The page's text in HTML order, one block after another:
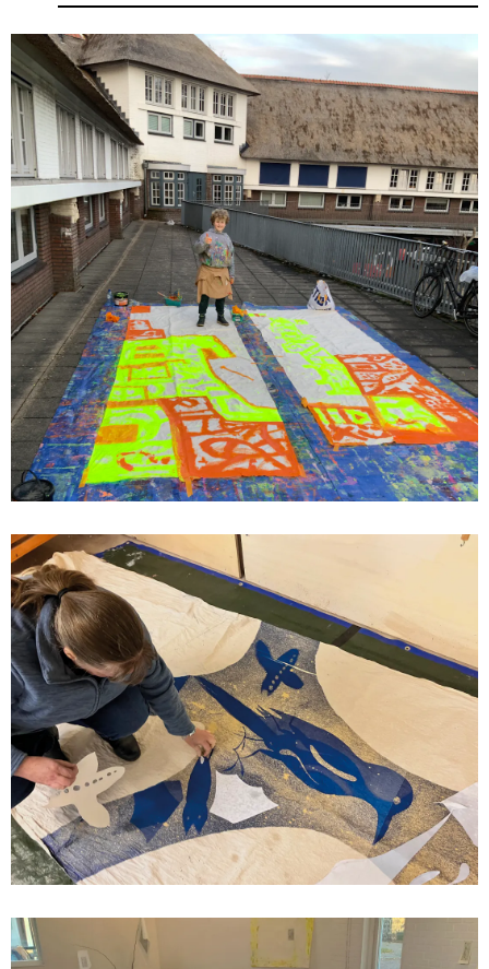
Hospitalityclub is een
kunstenaarscollectief en doorlopend
project, ontstaan uit de noodzaak om samen
te werken en te delen vanuit vreugde en
wanhoop over onze gedeelde leefruimte.
Het collectief werd opgericht door Krista
Burger, Mirka Farabegoli en Kenneth
Letsoin en werkt al meer dan tien jaar in
wisselende samenstellingen aan
gezamenlijke projecten.
Hospitalityclub realiseert werk in de
openbare ruimte, waar autonoom
kunstenaarschap en collectieve
maakprocessen samenkomen. De projecten
ontstaan vanuit een gedeeld gevoel van
urgentie en betrokkenheid bij de
leefomgeving en onderzoeken hoe kunst,
geboren uit gezamenlijkheid, kan bijdragen
aan het oversteken van maatschappelijke
grenzen en het creëren van ruimte voor
gedeelde verhalen en ervaringen. De kern
van de werkwijze ligt in gelijkwaardige
samenwerking met uiteenlopende deelnemers:
bezoekers, scholieren, buurtbewoners en
vrijwilligers. Professionele expertise is
niet leidend; de waarde van het werk
ontstaat uit de unieke inzichten die
iedere participant meebrengt. Door deze
open houding vervagen grenzen tussen maker
en toeschouwer en ontstaat collectief
eigenaarschap over het eindresultaat.
De werken variëren van drukwerk en vlaggen
tot installaties en muurschilderingen,
vaak vervaardigd met (hergebruikte)
materialen die op locatie worden gevonden.
Hospitalityclub beweegt zich op het
snijvlak van sociaal geëngageerde
zonder deze van elkaar te scheiden. Het
werk kan zowel in de publieke ruimte als
binnen de context van de kunstwereld